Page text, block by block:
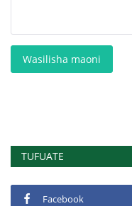
Wasilisha maoni
TUFUATE
Facebook